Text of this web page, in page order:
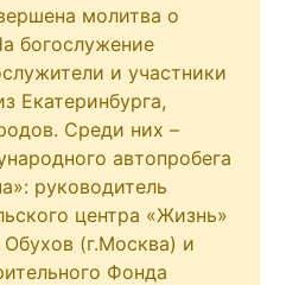
молитва о
богослужение
и участники
Екатеринбурга,
Среди них –
автопробега
руководитель
центра «Жизнь»
(г.Москва) и
Фонда